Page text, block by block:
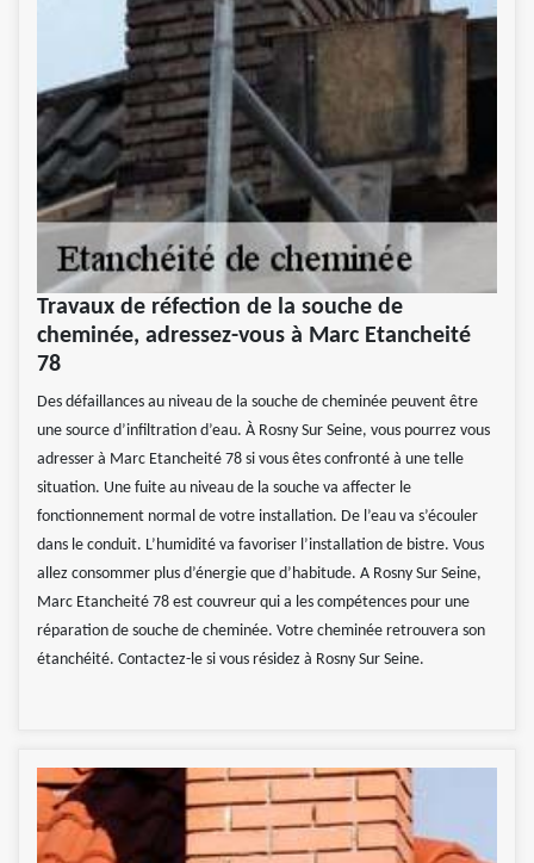
Travaux de réfection de la souche de
cheminée, adressez-vous à Marc Etancheité
78
Des défaillances au niveau de la souche de cheminée peuvent être
une source d’infiltration d’eau. À Rosny Sur Seine, vous pourrez vous
adresser à Marc Etancheité 78 si vous êtes confronté à une telle
situation. Une fuite au niveau de la souche va affecter le
fonctionnement normal de votre installation. De l’eau va s’écouler
dans le conduit. L’humidité va favoriser l’installation de bistre. Vous
allez consommer plus d’énergie que d’habitude. A Rosny Sur Seine,
Marc Etancheité 78 est couvreur qui a les compétences pour une
réparation de souche de cheminée. Votre cheminée retrouvera son
étanchéité. Contactez-le si vous résidez à Rosny Sur Seine.